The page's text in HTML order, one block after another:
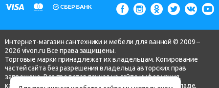
Интернет-магазин сантехники и мебели для ванной © 2009 –
2026 vivon.ru Все права защищены.
Торговые марки принадлежат их владельцам. Копирование
частей сайта без разрешения владельца авторских прав
запрещено. Вся представленная на сайте информация,
касающаяся технических характеристик, наличия на складе,